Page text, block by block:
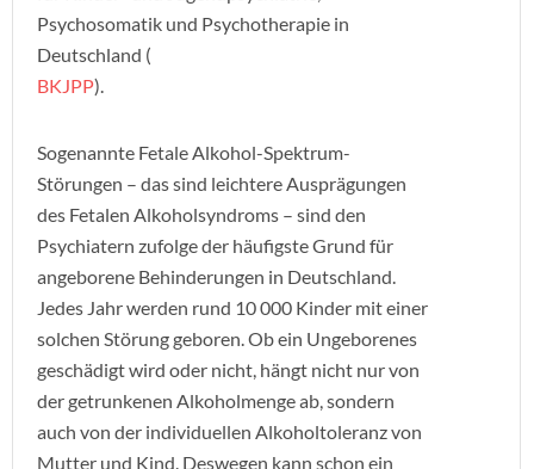
Psychosomatik und Psychotherapie in
Deutschland (
BKJPP).
Sogenannte Fetale Alkohol-Spektrum-
Störungen – das sind leichtere Ausprägungen
des Fetalen Alkoholsyndroms – sind den
Psychiatern zufolge der häufigste Grund für
angeborene Behinderungen in Deutschland.
Jedes Jahr werden rund 10 000 Kinder mit einer
solchen Störung geboren. Ob ein Ungeborenes
geschädigt wird oder nicht, hängt nicht nur von
der getrunkenen Alkoholmenge ab, sondern
auch von der individuellen Alkoholtoleranz von
Mutter und Kind. Deswegen kann schon ein